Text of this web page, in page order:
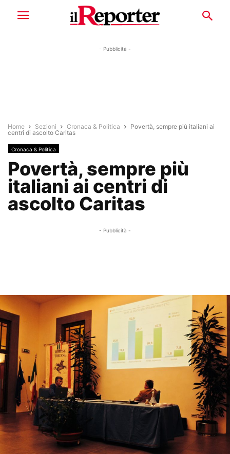
- Pubblicità -
Home Sezioni Cronaca & Politica
Povertà, sempre più italiani ai
centri di ascolto Caritas
Cronaca & Politica
Povertà, sempre più
italiani ai centri di
ascolto Caritas
- Pubblicità -